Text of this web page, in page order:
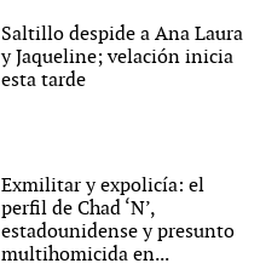
Saltillo despide a Ana Laura
y Jaqueline; velación inicia
esta tarde
Exmilitar y expolicía: el
perfil de Chad ‘N’,
estadounidense y presunto
multihomicida en...